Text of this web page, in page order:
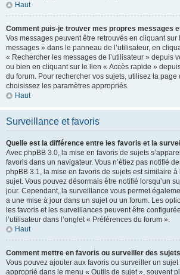
Haut
Comment puis-je trouver mes propres messages
Vos messages peuvent être retrouvés en cliquant sur
messages » dans le panneau de l’utilisateur, en
« Rechercher les messages de l’utilisateur » depuis
ou bien en cliquant sur le lien « Accès rapide »
du forum. Pour rechercher vos sujets, utilisez la
choisissez les paramètres appropriés.
Haut
Surveillance et favoris
Quelle est la différence entre les favoris et la
Avec phpBB 3.0, la mise en favoris de sujets
favoris dans un navigateur. Vous n’étiez pas notifié
phpBB 3.1, la mise en favoris de sujets est similaire à
sujet. Vous pouvez désormais être notifié lorsqu’un
jour. Cependant, la surveillance vous permet
a une mise à jour dans un sujet ou un forum. Les
les favoris et les surveillances peuvent être
l’utilisateur dans l’onglet « Préférences du forum ».
Haut
Comment mettre en favoris ou surveiller des
Vous pouvez ajouter aux favoris ou surveiller un
approprié dans le menu « Outils de sujet », souvent